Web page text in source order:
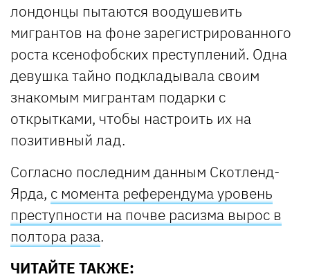
лондонцы пытаются воодушевить
мигрантов на фоне зарегистрированного
роста ксенофобских преступлений. Одна
девушка тайно подкладывала своим
знакомым мигрантам подарки с
открытками, чтобы настроить их на
позитивный лад.
Согласно последним данным Скотленд-
Ярда, с момента референдума уровень
преступности на почве расизма вырос в
полтора раза.
ЧИТАЙТЕ ТАКЖЕ: